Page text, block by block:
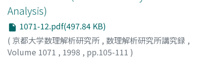
Analysis)
1071-12.pdf(497.84 KB)
( 京都大学数理解析研究所 , 数理解析研究所講究録 ,
Volume 1071 , 1998 , pp.105-111 )